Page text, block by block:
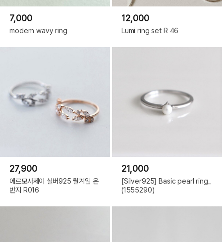
7,000
modern wavy ring
12,000
Lumi ring set R 46
27,900
에르모사제이 실버925 월계잎 은
반지 R016
21,000
[Silver925] Basic pearl ring_
(1555290)